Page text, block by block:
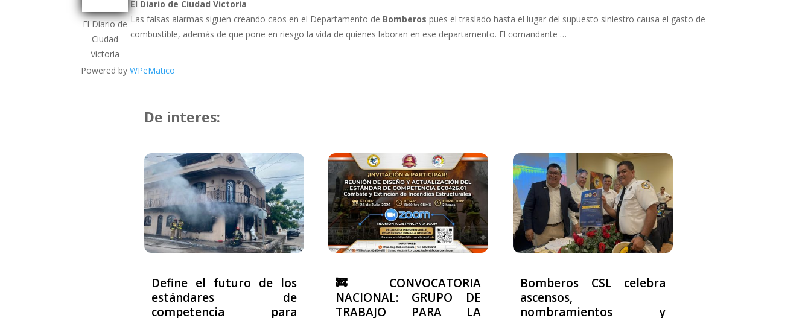
El Diario de
Ciudad
Victoria
El Diario de Ciudad Victoria
Las falsas alarmas siguen creando caos en el Departamento de Bomberos pues el traslado hasta el lugar del supuesto siniestro causa el gasto de
combustible, además de que pone en riesgo la vida de quienes laboran en ese departamento. El comandante …
Powered byWPeMatico
De interes:
Define el futuro de los
estándares de
competencia para
🚒 CONVOCATORIA
NACIONAL: GRUPO DE
TRABAJO PARA LA
Bomberos CSL celebra
ascensos,
nombramientos y